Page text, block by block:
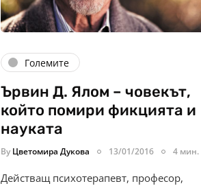
Големите
Ървин Д. Ялом – човекът,
който помири фикцията и
науката
By Цветомира Дукова 13/01/2016 4 мин.
Действащ психотерапевт, професор,